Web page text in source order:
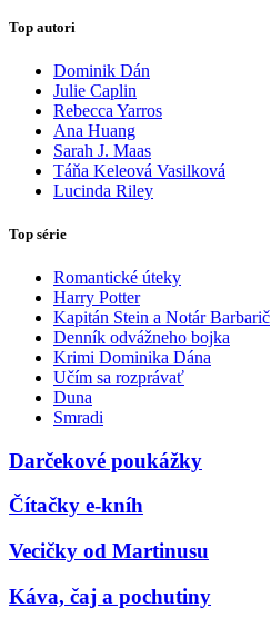
Top autori
Dominik Dán
Julie Caplin
Rebecca Yarros
Ana Huang
Sarah J. Maas
Táňa Keleová Vasilková
Lucinda Riley
Top série
Romantické úteky
Harry Potter
Kapitán Stein a Notár Barbarič
Denník odvážneho bojka
Krimi Dominika Dána
Učím sa rozprávať
Duna
Smradi
Darčekové poukážky
Čítačky e-kníh
Vecičky od Martinusu
Káva, čaj a pochutiny